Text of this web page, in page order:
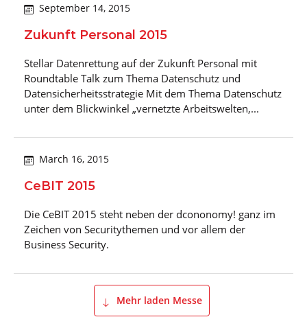
September 14, 2015
Zukunft Personal 2015
Stellar Datenrettung auf der Zukunft Personal mit
Roundtable Talk zum Thema Datenschutz und
Datensicherheitsstrategie Mit dem Thema Datenschutz
unter dem Blickwinkel „vernetzte Arbeitswelten,...
March 16, 2015
CeBIT 2015
Die CeBIT 2015 steht neben der dcononomy! ganz im
Zeichen von Securitythemen und vor allem der
Business Security.
Mehr laden Messe